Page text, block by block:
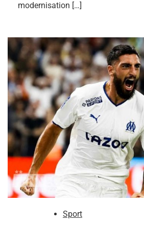
modernisation […]
Sport